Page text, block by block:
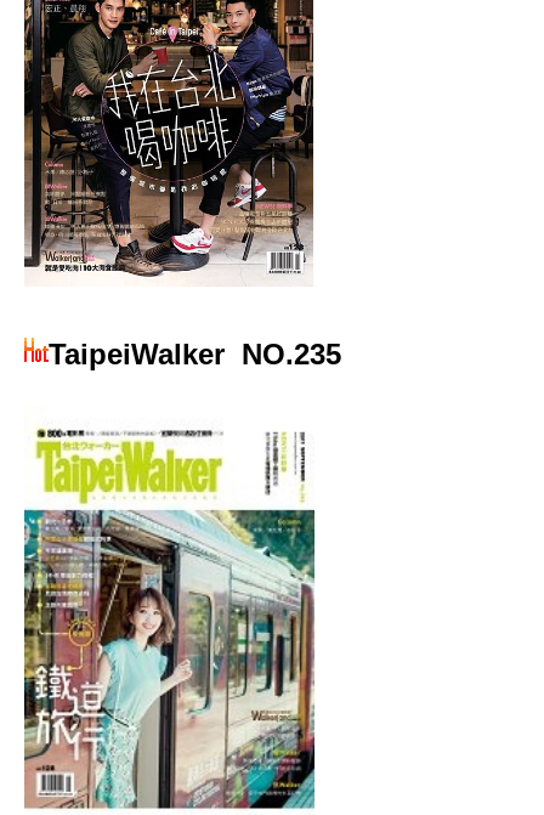
TaipeiWalker NO.235